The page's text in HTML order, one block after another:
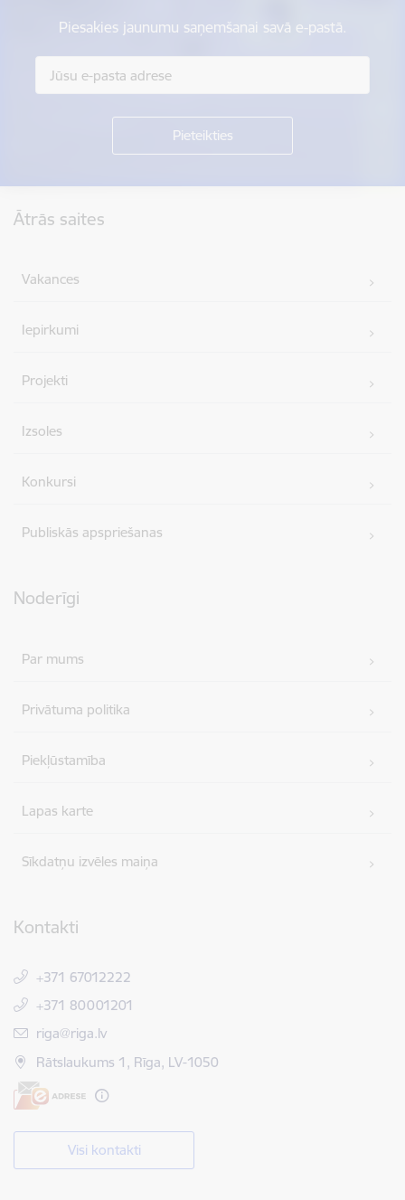
Piesakies jaunumu saņemšanai savā e-pastā.
Ātrās saites
Vakances
Iepirkumi
Projekti
Izsoles
Konkursi
Publiskās apspriešanas
Noderīgi
Par mums
Privātuma politika
Piekļūstamība
Lapas karte
Sīkdatņu izvēles maiņa
Kontakti
+371 67012222
+371 80001201
E-pasts:
riga@riga.lv
Rātslaukums 1, Rīga, LV-1050
Visi kontakti